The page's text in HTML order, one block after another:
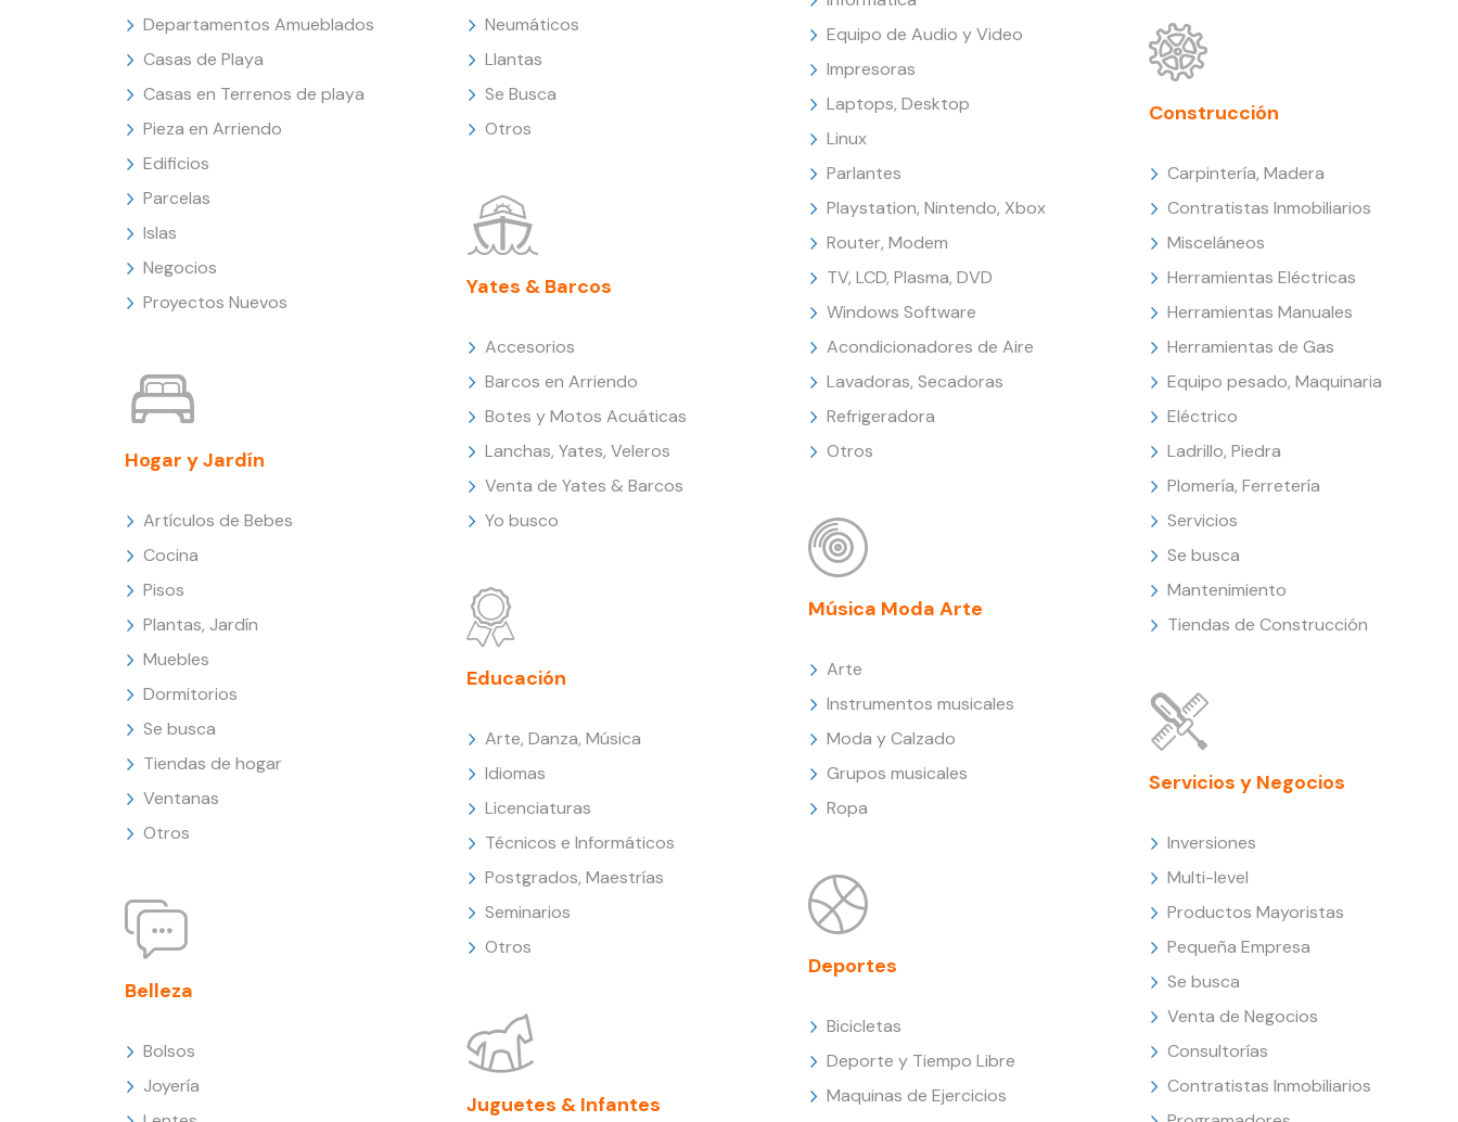
Departamentos Amueblados
Casas de Playa
Casas en Terrenos de playa
Pieza en Arriendo
Edificios
Parcelas
Islas
Negocios
Proyectos Nuevos
Hogar y Jardín
Artículos de Bebes
Cocina
Pisos
Plantas, Jardín
Muebles
Dormitorios
Se busca
Tiendas de hogar
Ventanas
Otros
Belleza
Bolsos
Joyería
Neumáticos
Llantas
Se Busca
Otros
Yates & Barcos
Accesorios
Barcos en Arriendo
Botes y Motos Acuáticas
Lanchas, Yates, Veleros
Venta de Yates & Barcos
Yo busco
Educación
Arte, Danza, Música
Idiomas
Licenciaturas
Técnicos e Informáticos
Postgrados, Maestrías
Seminarios
Otros
Juguetes & Infantes
Equipo de Audio y Video
Impresoras
Laptops, Desktop
Linux
Parlantes
Playstation, Nintendo, Xbox
Router, Modem
TV, LCD, Plasma, DVD
Windows Software
Acondicionadores de Aire
Lavadoras, Secadoras
Refrigeradora
Otros
Música Moda Arte
Arte
Instrumentos musicales
Moda y Calzado
Grupos musicales
Ropa
Deportes
Bicicletas
Deporte y Tiempo Libre
Maquinas de Ejercicios
Construcción
Carpintería, Madera
Contratistas Inmobiliarios
Misceláneos
Herramientas Eléctricas
Herramientas Manuales
Herramientas de Gas
Equipo pesado, Maquinaria
Eléctrico
Ladrillo, Piedra
Plomería, Ferretería
Servicios
Se busca
Mantenimiento
Tiendas de Construcción
Servicios y Negocios
Inversiones
Multi-level
Productos Mayoristas
Pequeña Empresa
Se busca
Venta de Negocios
Consultorías
Contratistas Inmobiliarios